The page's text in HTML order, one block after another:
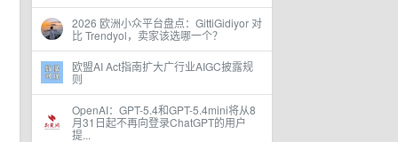
2026 欧洲小众平台盘点：GittiGidiyor 对
比 Trendyol，卖家该选哪一个？
欧盟AI Act指南扩大广行业AIGC披露规
则
OpenAI：GPT-5.4和GPT-5.4mini将从8
月31日起不再向登录ChatGPT的用户
提...